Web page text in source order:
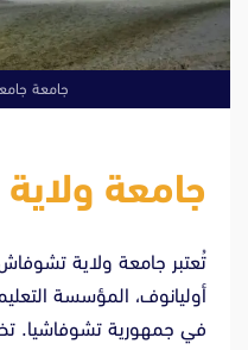
جامعة
جامعة
أوليانوف، المؤسسة